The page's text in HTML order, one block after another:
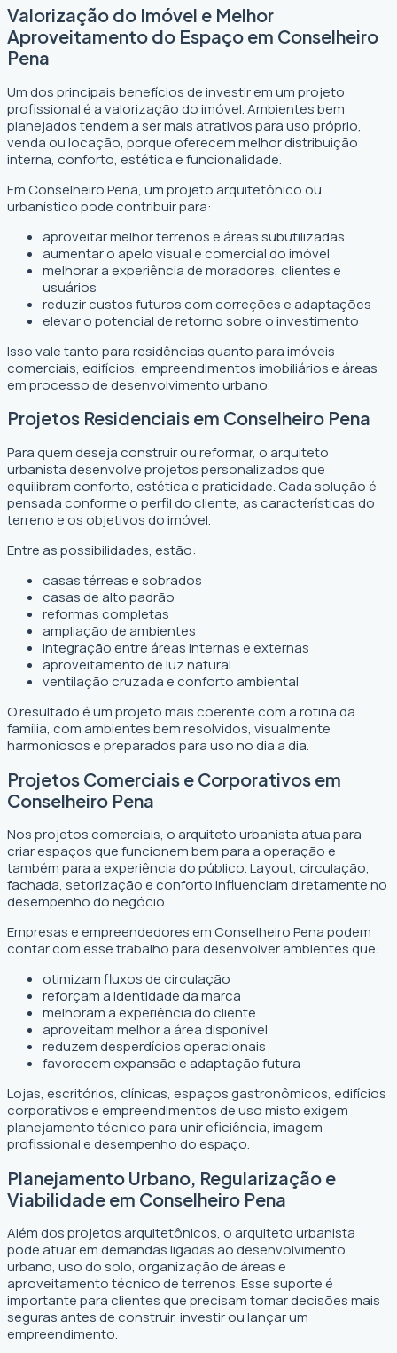
Valorização do Imóvel e Melhor
Aproveitamento do Espaço em Conselheiro
Pena
Um dos principais benefícios de investir em um projeto
profissional é a valorização do imóvel. Ambientes bem
planejados tendem a ser mais atrativos para uso próprio,
venda ou locação, porque oferecem melhor distribuição
interna, conforto, estética e funcionalidade.
Em Conselheiro Pena, um projeto arquitetônico ou
urbanístico pode contribuir para:
aproveitar melhor terrenos e áreas subutilizadas
aumentar o apelo visual e comercial do imóvel
melhorar a experiência de moradores, clientes e
usuários
reduzir custos futuros com correções e adaptações
elevar o potencial de retorno sobre o investimento
Isso vale tanto para residências quanto para imóveis
comerciais, edifícios, empreendimentos imobiliários e áreas
em processo de desenvolvimento urbano.
Projetos Residenciais em Conselheiro Pena
Para quem deseja construir ou reformar, o arquiteto
urbanista desenvolve projetos personalizados que
equilibram conforto, estética e praticidade. Cada solução é
pensada conforme o perfil do cliente, as características do
terreno e os objetivos do imóvel.
Entre as possibilidades, estão:
casas térreas e sobrados
casas de alto padrão
reformas completas
ampliação de ambientes
integração entre áreas internas e externas
aproveitamento de luz natural
ventilação cruzada e conforto ambiental
O resultado é um projeto mais coerente com a rotina da
família, com ambientes bem resolvidos, visualmente
harmoniosos e preparados para uso no dia a dia.
Projetos Comerciais e Corporativos em
Conselheiro Pena
Nos projetos comerciais, o arquiteto urbanista atua para
criar espaços que funcionem bem para a operação e
também para a experiência do público. Layout, circulação,
fachada, setorização e conforto influenciam diretamente no
desempenho do negócio.
Empresas e empreendedores em Conselheiro Pena podem
contar com esse trabalho para desenvolver ambientes que:
otimizam fluxos de circulação
reforçam a identidade da marca
melhoram a experiência do cliente
aproveitam melhor a área disponível
reduzem desperdícios operacionais
favorecem expansão e adaptação futura
Lojas, escritórios, clínicas, espaços gastronômicos, edifícios
corporativos e empreendimentos de uso misto exigem
planejamento técnico para unir eficiência, imagem
profissional e desempenho do espaço.
Planejamento Urbano, Regularização e
Viabilidade em Conselheiro Pena
Além dos projetos arquitetônicos, o arquiteto urbanista
pode atuar em demandas ligadas ao desenvolvimento
urbano, uso do solo, organização de áreas e
aproveitamento técnico de terrenos. Esse suporte é
importante para clientes que precisam tomar decisões mais
seguras antes de construir, investir ou lançar um
empreendimento.